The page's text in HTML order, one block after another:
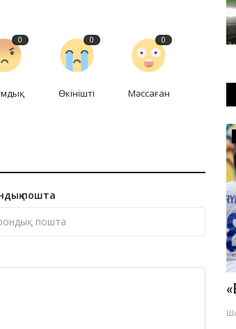
0 0
Өкінішті
0
Мәссаған
пошта